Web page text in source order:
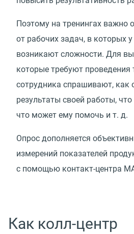
Поэтому на тренингах важно
от рабочих задач, в которых
возникают сложности. Для
которые требуют проведения
сотрудника спрашивают, как
результаты своей работы,
что может ему помочь и т. д.
Опрос дополняется
измерений показателей
с помощью контакт-центра
Как колл-центр